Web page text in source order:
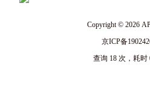
Copyright © 2026
京ICP备
查询 18 次，耗时